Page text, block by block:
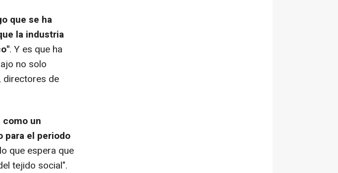
que se ha
la industria
. Y es que ha
no solo
directores de
como un
para el periodo
que espera que
tejido social".